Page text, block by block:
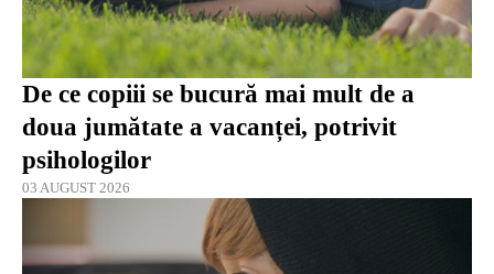
De ce copiii se bucură mai mult de a
doua jumătate a vacanței, potrivit
psihologilor
03 AUGUST 2026